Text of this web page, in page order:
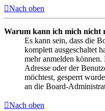
Nach oben
Warum kann ich mich nicht
Es kann sein, dass die
komplett ausgeschaltet
mehr anmelden können.
Adresse oder der
möchtest, gesperrt
an die Board-
Nach oben